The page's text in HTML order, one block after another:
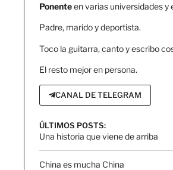
Ponenteen varias universidades y
Padre, marido y deportista.
Toco la guitarra, canto y escribo
El resto mejor en persona.
CANAL DE TELEGRAM
ÚLTIMOS POSTS:
Una historia que viene de arriba
China es mucha China